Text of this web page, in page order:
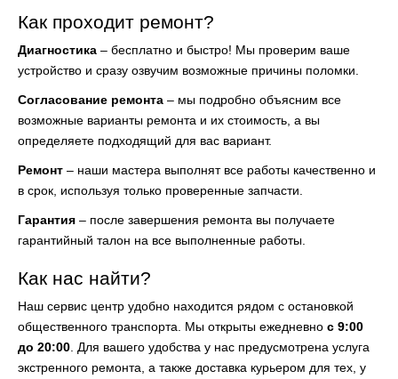
Как проходит ремонт?
Диагностика – бесплатно и быстро! Мы проверим ваше
устройство и сразу озвучим возможные причины поломки.
Согласование ремонта – мы подробно объясним все
возможные варианты ремонта и их стоимость, а вы
определяете подходящий для вас вариант.
Ремонт – наши мастера выполнят все работы качественно и
в срок, используя только проверенные запчасти.
Гарантия – после завершения ремонта вы получаете
гарантийный талон на все выполненные работы.
Как нас найти?
Наш сервис центр удобно находится рядом с остановкой
общественного транспорта. Мы открыты ежедневно с 9:00
до 20:00 . Для вашего удобства у нас предусмотрена услуга
экстренного ремонта, а также доставка курьером для тех, у